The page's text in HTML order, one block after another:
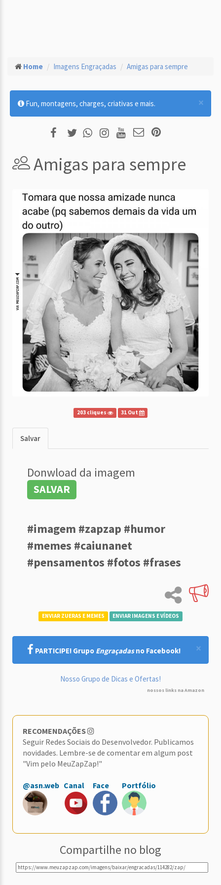
Home Imagens Engraçadas Amigas para sempre
×
Fun, montagens, charges, criativas e mais.
Amigas para sempre
203 cliques 31 Out
Salvar
Donwload da imagem
SALVAR
#imagem #zapzap #humor
#memes #caiunanet
#pensamentos #fotos #frases
ENVIAR ZUERAS E MEMES ENVIAR IMAGENS E VÍDEOS
×
PARTICIPE! Grupo Engraçadasno Facebook!
Nosso Grupo de Dicas e Ofertas!
nossos links na Amazon
RECOMENDAÇÕES
Seguir Redes Sociais do Desenvolvedor. Publicamos
novidades. Lembre-se de comentar em algum post
"Vim pelo MeuZapZap!"
@asn.web Canal Face Portfólio
Compartilhe no blog